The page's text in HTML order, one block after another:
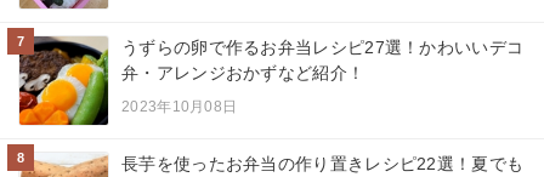
7
うずらの卵で作るお弁当レシピ27選！かわいいデコ
弁・アレンジおかずなど紹介！
2023年10月08日
8
長芋を使ったお弁当の作り置きレシピ22選！夏でも